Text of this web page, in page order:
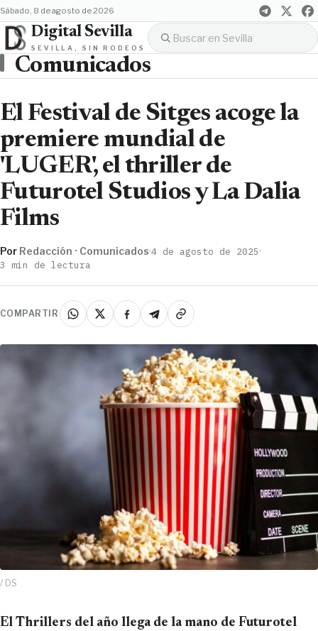
sábado, 8 de agosto de 2026
Digital Sevilla
SEVILLA, SIN RODEOS
Comunicados
El Festival de Sitges acoge la
premiere mundial de
'LUGER', el thriller de
Futurotel Studios y La Dalia
Films
Por Redacción · Comunicados·4 de agosto de 2025·
3 min de lectura
COMPARTIR
/ DS
El Thrillers del año llega de la mano de Futurotel